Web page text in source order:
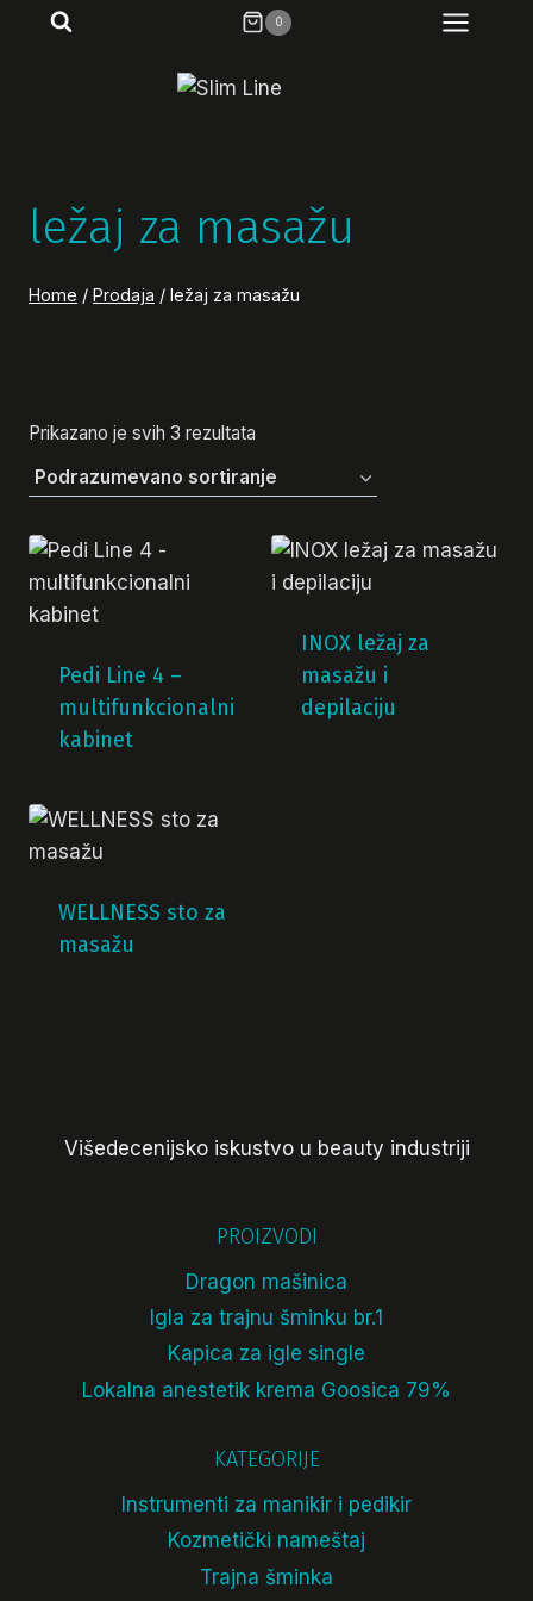
0
ležaj za masažu
Home / Prodaja / ležaj za masažu
Prikazano je svih 3 rezultata
Pedi Line 4 –
multifunkcionalni
kabinet
INOX ležaj za
masažu i
depilaciju
WELLNESS sto za
masažu
Višedecenijsko iskustvo u beauty industriji
PROIZVODI
Dragon mašinica
Igla za trajnu šminku br.1
Kapica za igle single
Lokalna anestetik krema Goosica 79%
KATEGORIJE
Instrumenti za manikir i pedikir
Kozmetički nameštaj
Trajna šminka